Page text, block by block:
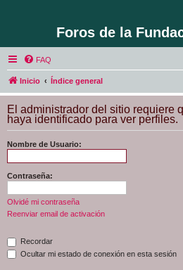
Foros de la
FAQ
Inicio Índice general
El administrador del sitio requiere
haya identificado para ver perfiles.
Nombre de Usuario:
Contraseña:
Olvidé mi contraseña
Reenviar email de activación
Recordar
Ocultar mi estado de conexión en esta sesión